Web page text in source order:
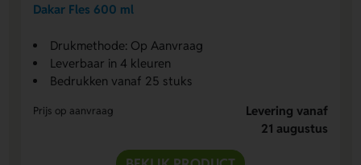
Dakar Fles 600 ml
Drukmethode: Op Aanvraag
Leverbaar in 4 kleuren
Bedrukken vanaf 25 stuks
Prijs op aanvraag
Levering vanaf
21 augustus